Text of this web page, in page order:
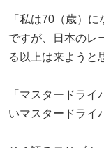
「私は70（歳）
ですが、日本のレ
る以上は来ようと
「マスタードラ
いマスタードライ